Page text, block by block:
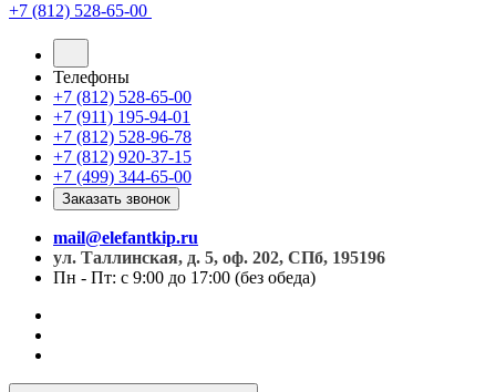
+7 (812) 528-65-00
Телефоны
+7 (812) 528-65-00
+7 (911) 195-94-01
+7 (812) 528-96-78
+7 (812) 920-37-15
+7 (499) 344-65-00
Заказать звонок
mail@elefantkip.ru
ул. Таллинская, д. 5, оф. 202, СПб, 195196
Пн - Пт: с 9:00 до 17:00 (без обеда)